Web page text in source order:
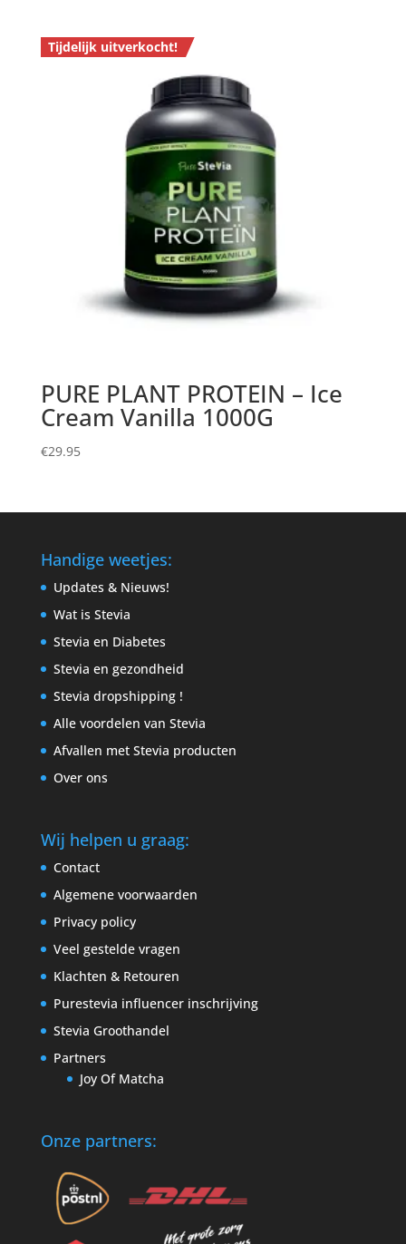
€1.85.€1.25.
Tijdelijk uitverkocht!
PURE PLANT PROTEIN – Ice
Cream Vanilla 1000G
€29.95
Handige weetjes:
Updates & Nieuws!
Wat is Stevia
Stevia en Diabetes
Stevia en gezondheid
Stevia dropshipping !
Alle voordelen van Stevia
Afvallen met Stevia producten
Over ons
Wij helpen u graag:
Contact
Algemene voorwaarden
Privacy policy
Veel gestelde vragen
Klachten & Retouren
Purestevia influencer inschrijving
Stevia Groothandel
Partners
Joy Of Matcha
Onze partners: